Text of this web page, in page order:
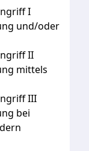
I
und/oder
II
mittels
III
bei